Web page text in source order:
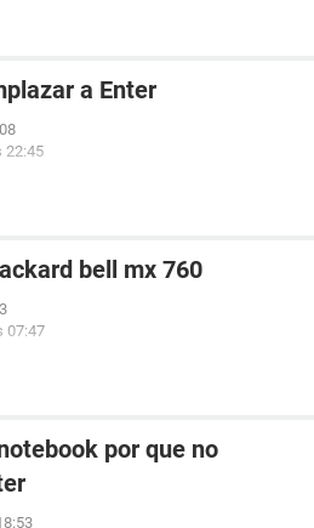
a Enter
22:45
bell mx 760
07:47
por que no